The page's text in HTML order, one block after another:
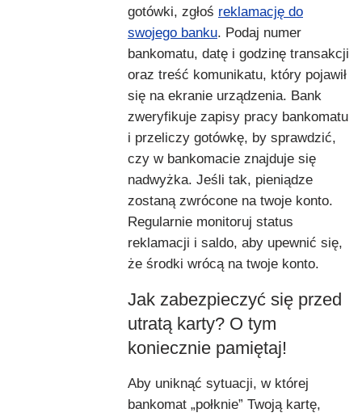
gotówki, zgłoś reklamację do
swojego banku. Podaj numer
bankomatu, datę i godzinę transakcji
oraz treść komunikatu, który pojawił
się na ekranie urządzenia. Bank
zweryfikuje zapisy pracy bankomatu
i przeliczy gotówkę, by sprawdzić,
czy w bankomacie znajduje się
nadwyżka. Jeśli tak, pieniądze
zostaną zwrócone na twoje konto.
Regularnie monitoruj status
reklamacji i saldo, aby upewnić się,
że środki wrócą na twoje konto.
Jak zabezpieczyć się przed
utratą karty? O tym
koniecznie pamiętaj!
Aby uniknąć sytuacji, w której
bankomat „połknie” Twoją kartę,